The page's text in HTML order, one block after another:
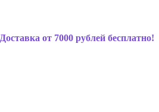
Доставка от 7000 рублей бесплатно!